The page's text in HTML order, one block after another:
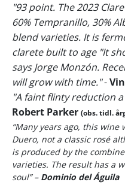
"93 point. The 2023
60% Tempranillo, 30%
blend varieties. It is
clarete built to age "It
says Jorge Monzón.
will grow with time."-
"A faint flinty reduction
Robert Parker (obs. tidl.
“Many years ago, this
Duero, not a classic rosé
is produced by the
varieties. The result has a
soul” – Dominio del Águila